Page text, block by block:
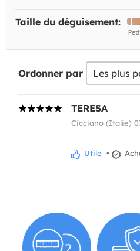
Taille du déguisement:
Ordonner par
TERESA
Cicciano (Italie)
Utile •